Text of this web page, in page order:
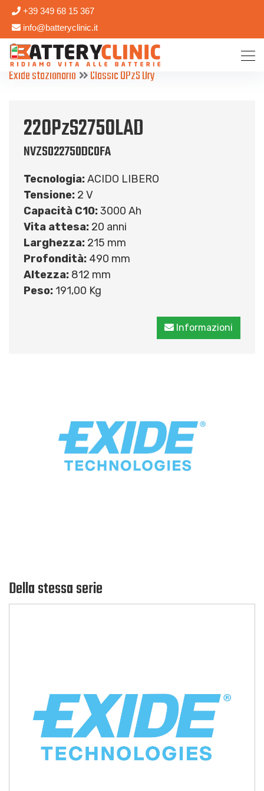
+39 349 68 15 367
info@batteryclinic.it
Exide stazionario Classic OPzS Dry
22OPzS2750LAD
NVZS022750DC0FA
Tecnologia:ACIDO LIBERO
Tensione: 2 V
Capacità C10:3000 Ah
Vita attesa: 20 anni
Larghezza: 215 mm
Profondità: 490 mm
Altezza: 812 mm
Peso: 191,00 Kg
Informazioni
Della stessa serie